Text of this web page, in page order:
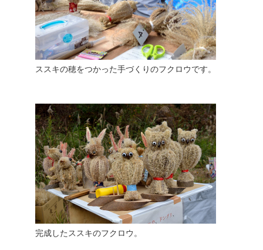
ススキの穂をつかった手づくりのフクロウです。
完成したススキのフクロウ。